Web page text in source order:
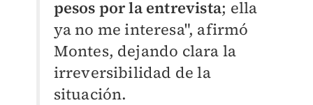
pesos por la entrevista; ella
ya no me interesa", afirmó
Montes, dejando clara la
irreversibilidad de la
situación.